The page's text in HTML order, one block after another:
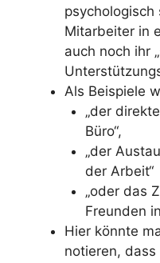
psychologisch
Mitarbeiter in
auch noch ihr
Als Beispiele
„der
Büro“,
„der
der Arbeit“
„oder das
Freunden
Hier könnte
notieren,